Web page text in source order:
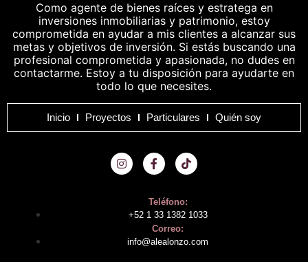
Como agente de bienes raíces y estratega en
inversiones inmobiliarias y patrimonio, estoy
comprometida en ayudar a mis clientes a alcanzar sus
metas y objetivos de inversión. Si estás buscando una
profesional comprometida y apasionada, no dudes en
contactarme. Estoy a tu disposición para ayudarte en
todo lo que necesites.
Inicio Proyectos Particulares Quién soy
Teléfono:
+52 1 33 1382 1033
Correo:
info@alealonzo.com